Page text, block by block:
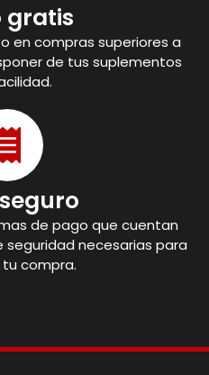
gratis
en compras superiores a
de tus suplementos
de pago que cuentan
necesarias para
compra.